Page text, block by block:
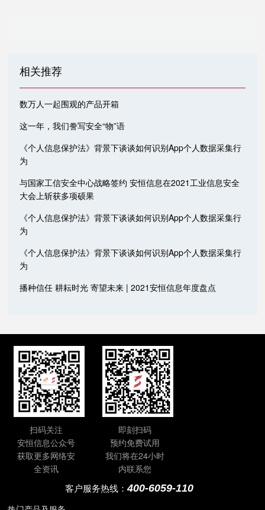
相关推荐
数万人一起围观的产品开箱
这一年，我们誊写安全“物”语
《个人信息保护法》背景下谈谈如何识别App个人数据采集行
为
与国家工信安全中心战略签约 安恒信息在2021工业信息安全
大会上斩获多项硕果
《个人信息保护法》背景下谈谈如何识别App个人数据采集行
为
《个人信息保护法》背景下谈谈如何识别App个人数据采集行
为
播种信任 耕耘时光 寄望未来 | 2021安恒信息年度盘点
扫码关注
安恒信息公众号
获取更多网络安
全资讯
即刻扫码
预约免费试用
我们将在24小时
内联系您
客户服务热线：400-6059-110